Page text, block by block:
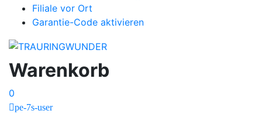
Filiale vor Ort
Garantie-Code aktivieren
Warenkorb
0
pe-7s-user